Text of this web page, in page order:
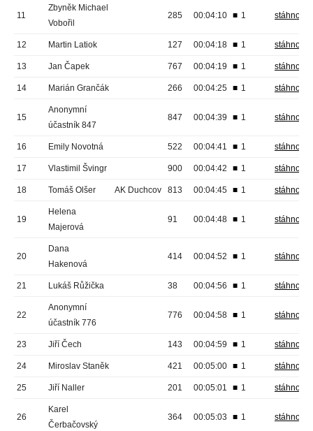
11
Zbyněk Michael
Vobořil
285 00:04:10 ■ 1 stáhnout
12 Martin Latiok 127 00:04:18 ■ 1 stáhnout
13 Jan Čapek 767 00:04:19 ■ 1 stáhnout
14 Marián Grančák 266 00:04:25 ■ 1 stáhnout
15
Anonymní
účastník 847
847 00:04:39 ■ 1 stáhnout
16 Emily Novotná 522 00:04:41 ■ 1 stáhnout
17 Vlastimil Švingr 900 00:04:42 ■ 1 stáhnout
18 Tomáš Olšer AK Duchcov 813 00:04:45 ■ 1 stáhnout
19
Helena
Majerová
91 00:04:48 ■ 1 stáhnout
20
Dana
Hakenová
414 00:04:52 ■ 1 stáhnout
21 Lukáš Růžička 38 00:04:56 ■ 1 stáhnout
22
Anonymní
účastník 776
776 00:04:58 ■ 1 stáhnout
23 Jiří Čech 143 00:04:59 ■ 1 stáhnout
24 Miroslav Staněk 421 00:05:00 ■ 1 stáhnout
25 Jiří Naller 201 00:05:01 ■ 1 stáhnout
26
Karel
Čerbačovský
364 00:05:03 ■ 1 stáhnout